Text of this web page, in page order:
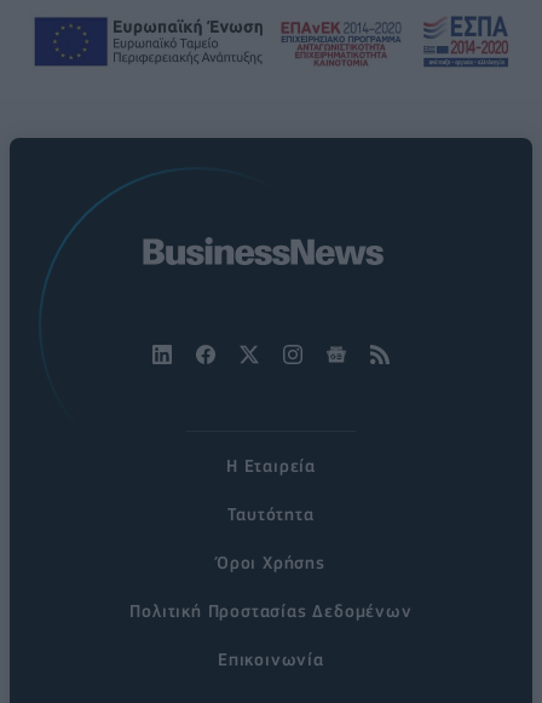
Η Εταιρεία
Ταυτότητα
Όροι Χρήσης
Πολιτική Προστασίας Δεδομένων
Επικοινωνία